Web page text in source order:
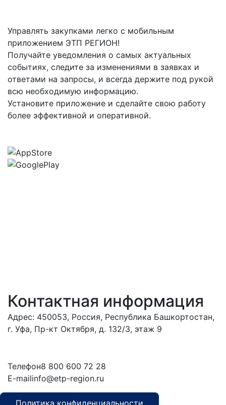
Управлять закупками легко с мобильным
приложением ЭТП РЕГИОН!
Получайте уведомления о самых актуальных
событиях, следите за изменениями в заявках и
ответами на запросы, и всегда держите под рукой
всю необходимую информацию.
Установите приложение и сделайте свою работу
более эффективной и оперативной.
Контактная информация
Адрес: 450053, Россия, Республика Башкортостан,
г. Уфа, Пр-кт Октября, д. 132/3, этаж 9
Телефон8 800 600 72 28
E-mailinfo@etp-region.ru
Политика конфиденциальности